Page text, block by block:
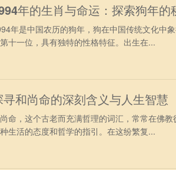
年的生肖与命运：探索狗年的
年是中国农历的狗年，狗在中国传统文化中
十一位，具有独特的性格特征。出生在...
寻和尚命的深刻含义与人生智慧
命，这个古老而充满哲理的词汇，常常在佛
生活的态度和哲学的指引。在这纷繁复...